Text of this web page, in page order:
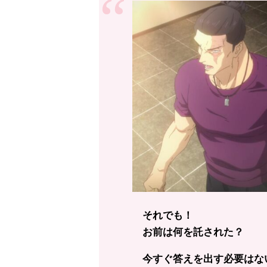
それでも！
お前は何を託された？
今すぐ答えを出す必要はな